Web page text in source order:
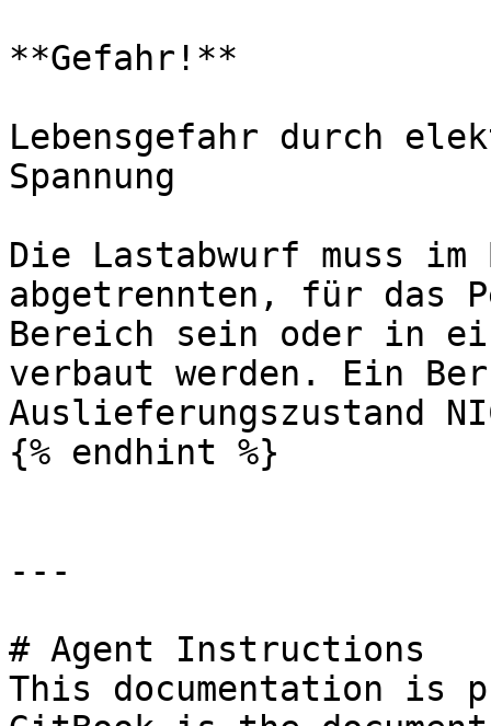
**Gefahr!**
Lebensgefahr durch
Spannung
Die Lastabwurf muss
abgetrennten, für das
Bereich sein oder in
verbaut werden. Ein
Auslieferungszustand
{% endhint %}
---
# Agent Instructions
This documentation is